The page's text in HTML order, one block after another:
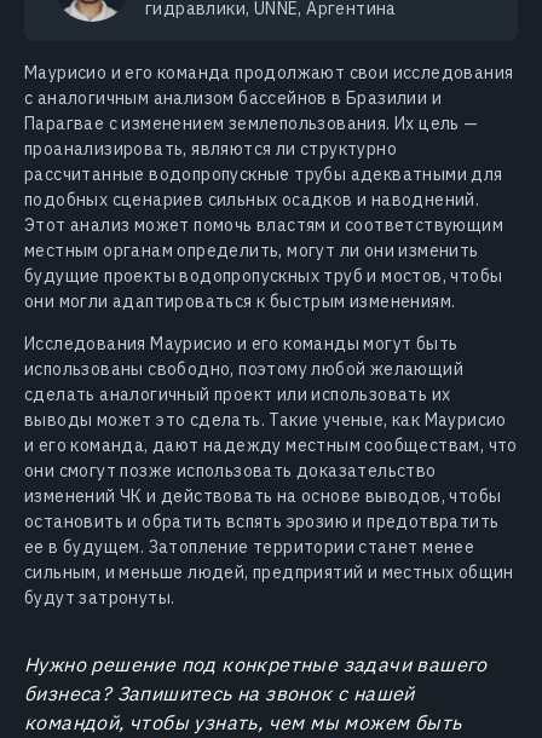
гидравлики, UNNE, Аргентина
Маурисио и его команда продолжают свои исследования
с аналогичным анализом бассейнов в Бразилии и
Парагвае с изменением землепользования. Их цель —
проанализировать, являются ли структурно
рассчитанные водопропускные трубы адекватными для
подобных сценариев сильных осадков и наводнений.
Этот анализ может помочь властям и соответствующим
местным органам определить, могут ли они изменить
будущие проекты водопропускных труб и мостов, чтобы
они могли адаптироваться к быстрым изменениям.
Исследования Маурисио и его команды могут быть
использованы свободно, поэтому любой желающий
сделать аналогичный проект или использовать их
выводы может это сделать. Такие ученые, как Маурисио
и его команда, дают надежду местным сообществам, что
они смогут позже использовать доказательство
изменений ЧК и действовать на основе выводов, чтобы
остановить и обратить вспять эрозию и предотвратить
ее в будущем. Затопление территории станет менее
сильным, и меньше людей, предприятий и местных общин
будут затронуты.
Нужно решение под конкретные задачи вашего
бизнеса? Запишитесь на звонок с нашей
командой, чтобы узнать, чем мы можем быть